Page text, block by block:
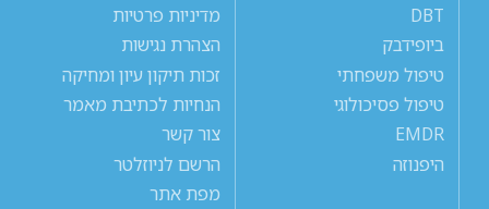
DBT
ביופידבק
טיפול משפחתי
טיפול פסיכולוגי
EMDR
היפנוזה
מדיניות פרטיות
הצהרת נגישות
זכות תיקון עיון ומחיקה
הנחיות לכתיבת מאמר
צור קשר
הרשם לניוזלטר
מפת אתר